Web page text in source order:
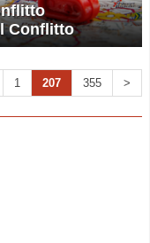
Conflitto
1 207 355 >